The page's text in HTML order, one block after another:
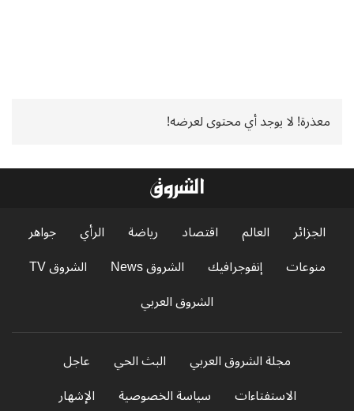
معذرة! لا يوجد أي محتوى لعرضه!
الجزائر العالم اقتصاد رياضة الرأي
جواهر
منوعات
إنفوجرافيك الشروق News
الشروق TV
الشروق العربي
مجلة الشروق العربي البث الحي
عاجل
الاستفتاءات
سياسة الخصوصية الإشهار